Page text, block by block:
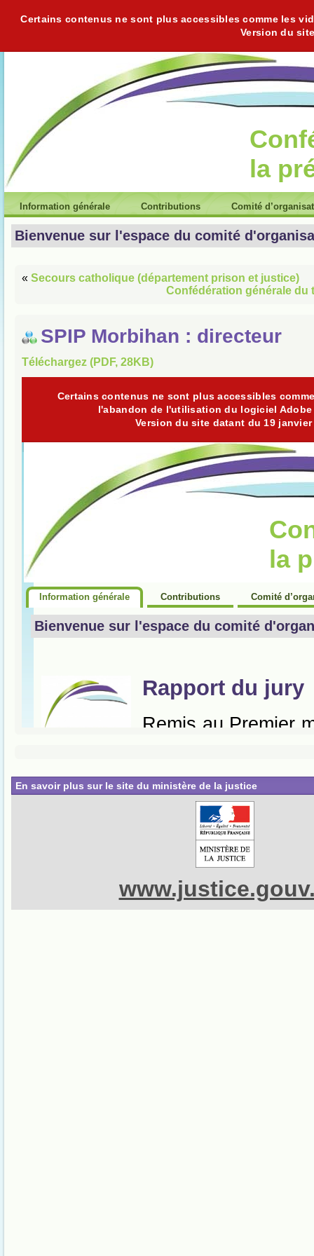
Certains contenus ne sont plus accessibles comme les
Version du
la
Information générale Contributions Comité
Bienvenue sur l'espace du comité
« Secours catholique (département prison et justice)
Confédération générale du
SPIP Morbihan : directeur
Téléchargez (PDF, 28KB)
En savoir plus sur le site du ministère de la justice